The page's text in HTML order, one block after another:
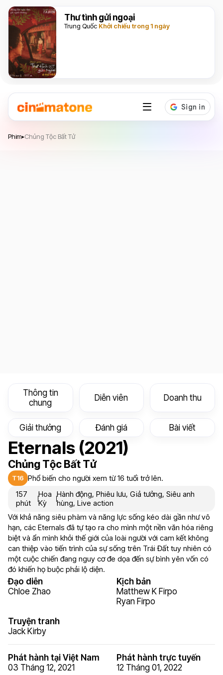
Thư tình gửi ngoại
Trung Quốc Khởi chiếu trong 1 ngày
Phim▸Chủng Tộc Bất Tử
Thông tin
chung
Diễn viên Doanh thu
Giải thưởng Đánh giá Bài viết
Eternals (2021)
Chủng Tộc Bất Tử
T16 Phổ biến cho người xem từ 16 tuổi trở lên.
157
phút
Hoa
Kỳ
Hành động,Phiêu lưu,Giả tưởng,Siêu anh
hùng,Live action
Với khả năng siêu phàm và năng lực sống kéo dài gần như vô
hạn, các Eternals đã tự tạo ra cho mình một nền văn hóa riêng
biệt và ẩn mình khỏi thế giới của loài người với cam kết không
can thiệp vào tiến trình của sự sống trên Trái Đất tuy nhiên có
một cuộc chiến đang nguy cơ đe dọa đến sự bình yên vốn có
đó khiến họ buộc phải lộ diện.
Đạo diễn
Chloe Zhao
Kịch bản
Matthew K Firpo
Ryan Firpo
Truyện tranh
Jack Kirby
Phát hành tại Việt Nam
03 Tháng 12, 2021
Phát hành trực tuyến
12 Tháng 01, 2022